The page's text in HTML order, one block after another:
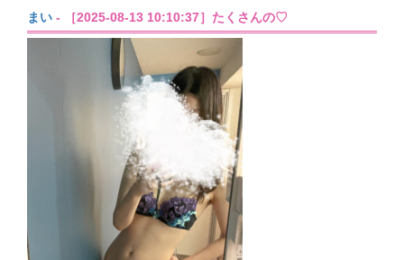
まい - ［2025-08-13 10:10:37］たくさんの♡